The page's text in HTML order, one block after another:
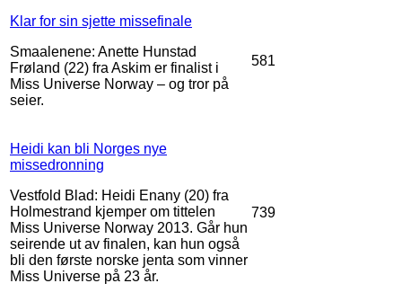
Klar for sin sjette missefinale
Smaalenene: Anette Hunstad
Frøland (22) fra Askim er finalist i
Miss Universe Norway – og tror på
seier.
581
Heidi kan bli Norges nye
missedronning
Vestfold Blad: Heidi Enany (20) fra
Holmestrand kjemper om tittelen
Miss Universe Norway 2013. Går hun
seirende ut av finalen, kan hun også
bli den første norske jenta som vinner
Miss Universe på 23 år.
739